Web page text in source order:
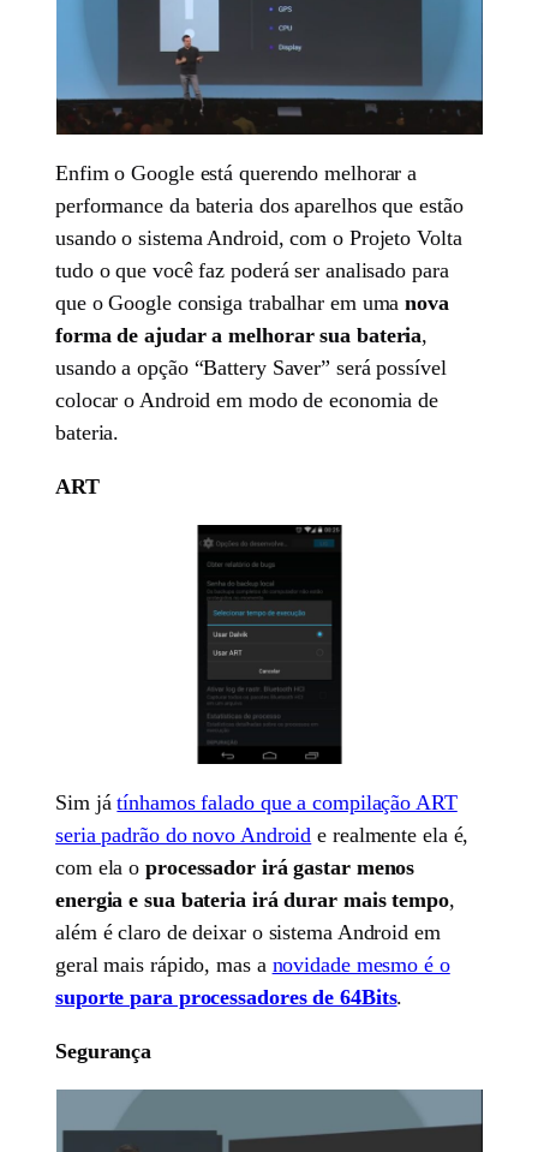
Enfim o Google está querendo melhorar a
performance da bateria dos aparelhos que estão
usando o sistema Android, com o Projeto Volta
tudo o que você faz poderá ser analisado para
que o Google consiga trabalhar em umanova
forma de ajudar a melhorar sua bateria,
usando a opção “Battery Saver” será possível
colocar o Android em modo de economia de
bateria.
ART
Sim játínhamos falado que a compilação ART
seria padrão do novo Android e realmente ela é,
com ela oprocessador irá gastar menos
energia e sua bateria irá durar mais tempo,
além é claro de deixar o sistema Android em
geral mais rápido, mas a novidade mesmo é o
suporte para processadores de 64Bits.
Segurança